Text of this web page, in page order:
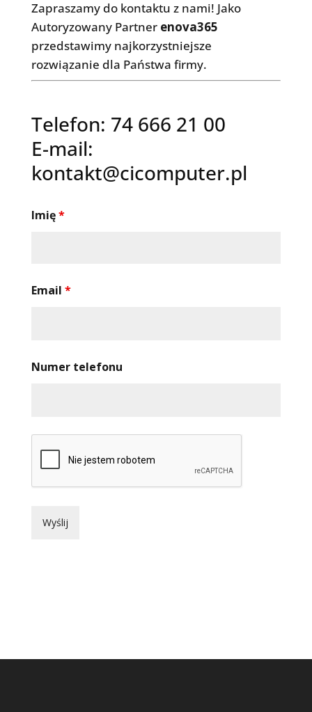
Zapraszamy do kontaktu z nami! Jako
Autoryzowany Partner enova365
przedstawimy najkorzystniejsze
rozwiązanie dla Państwa firmy.
Telefon: 74 666 21 00
E-mail:
kontakt@cicomputer.pl
Imię*
Email *
Numer telefonu